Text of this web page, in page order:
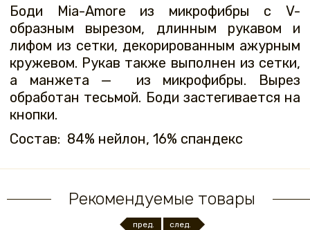
Боди Mia-Amore из микрофибры с V-
образным вырезом, длинным рукавом и
лифом из сетки, декорированным ажурным
кружевом. Рукав также выполнен из сетки,
а манжета — из микрофибры. Вырез
обработан тесьмой. Боди застегивается на
кнопки.
Состав: 84% нейлон, 16% спандекс
Рекомендуемые товары
пред. след.